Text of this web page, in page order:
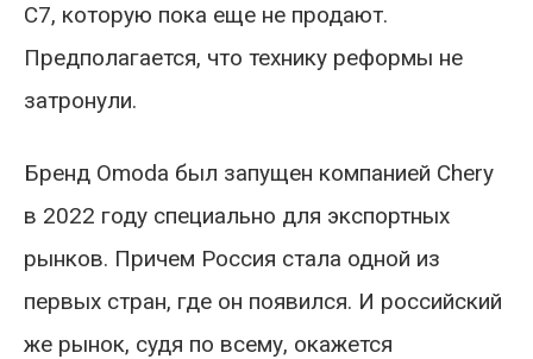
C7, которую пока еще не продают.
Предполагается, что технику реформы не
затронули.
Бренд Omoda был запущен компанией Chery
в 2022 году специально для экспортных
рынков. Причем Россия стала одной из
первых стран, где он появился. И российский
же рынок, судя по всему, окажется